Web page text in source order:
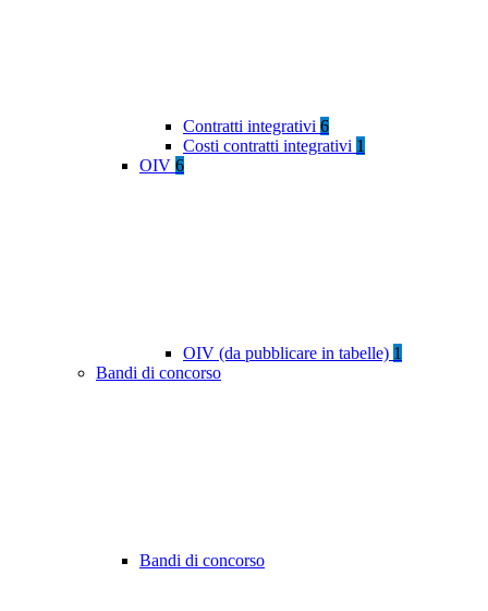
Contratti integrativi 6
Costi contratti integrativi 1
OIV 6
OIV (da pubblicare in tabelle) 1
Bandi di concorso
Bandi di concorso